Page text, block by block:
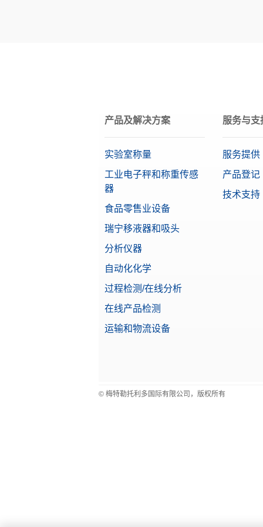
产品及解决方案
实验室称量
工业电子秤和称重传感
器
食品零售业设备
瑞宁移液器和吸头
分析仪器
自动化化学
过程检测/在线分析
在线产品检测
运输和物流设备
服务与支
服务提供
产品登记
技术支持
© 梅特勒托利多国际有限公司，版权所有